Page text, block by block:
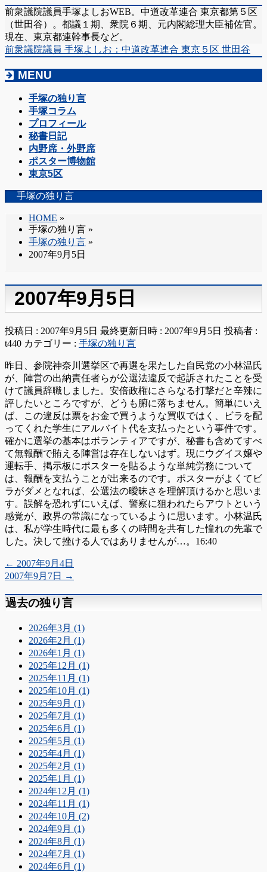
前衆議院議員手塚よしおWEB。中道改革連合 東京都第５区
（世田谷）。都議１期、衆院６期、元内閣総理大臣補佐官。
現在、東京都連幹事長など。
前衆議院議員 手塚よしお：中道改革連合 東京５区 世田谷
MENU
手塚の独り言
手塚コラム
プロフィール
秘書日記
内野席・外野席
ポスター博物館
東京5区
手塚の独り言
HOME »
手塚の独り言 »
手塚の独り言 »
2007年9月5日
2007年9月5日
投稿日 : 2007年9月5日 最終更新日時 : 2007年9月5日 投稿者 :
t440 カテゴリー : 手塚の独り言
昨日、参院神奈川選挙区で再選を果たした自民党の小林温氏
が、陣営の出納責任者らが公選法違反で起訴されたことを受
けて議員辞職しました。安倍政権にさらなる打撃だと辛辣に
評したいところですが、どうも腑に落ちません。簡単にいえ
ば、この違反は票をお金で買うような買収ではく、ビラを配
ってくれた学生にアルバイト代を支払ったという事件です。
確かに選挙の基本はボランティアですが、秘書も含めてすべ
て無報酬で賄える陣営は存在しないはず。現にウグイス嬢や
運転手、掲示板にポスターを貼るような単純労務について
は、報酬を支払うことが出来るのです。ポスターがよくてビ
ラがダメとなれば、公選法の曖昧さを理解頂けるかと思いま
す。誤解を恐れずにいえば、警察に狙われたらアウトという
感覚が、政界の常識になっているように思います。小林温氏
は、私が学生時代に最も多くの時間を共有した憧れの先輩で
した。決して挫ける人ではありませんが…。16:40
← 2007年9月4日
2007年9月7日
→
過去の独り言
2026年3月 (1)
2026年2月 (1)
2026年1月 (1)
2025年12月 (1)
2025年11月 (1)
2025年10月 (1)
2025年9月 (1)
2025年7月 (1)
2025年6月 (1)
2025年5月 (1)
2025年4月 (1)
2025年2月 (1)
2025年1月 (1)
2024年12月 (1)
2024年11月 (1)
2024年10月 (2)
2024年9月 (1)
2024年8月 (1)
2024年7月 (1)
2024年6月 (1)